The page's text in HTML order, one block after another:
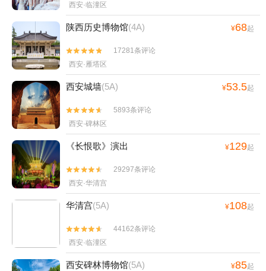
西安·临潼区
陕西历史博物馆(4A) ¥68起


17281条评论
西安·雁塔区
西安城墙(5A) ¥53.5起


5893条评论
西安·碑林区
《长恨歌》演出 ¥129起


29297条评论
西安·华清宫
华清宫(5A) ¥108起


44162条评论
西安·临潼区
西安碑林博物馆(5A) ¥85起